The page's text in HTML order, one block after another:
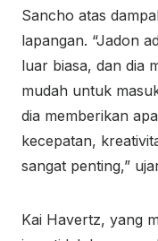
Sancho atas
lapangan. “Jadon
luar biasa, dan dia
mudah untuk
dia memberikan
kecepatan,
sangat penting,”
Kai Havertz, yang